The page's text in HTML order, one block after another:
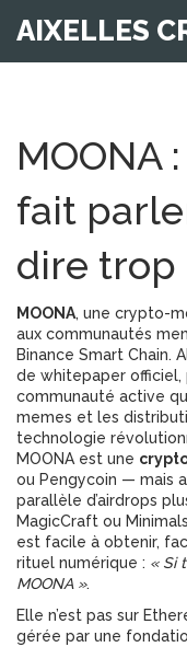
AIXELLES
MOONA
fait
dire trop
MOONA, une crypto-
aux communautés
Binance Smart Chain.
de whitepaper officiel,
communauté active
memes et les
technologie
MOONA est une
ou Pengycoin — mais
parallèle d’airdrops
MagicCraft ou
est facile à obtenir,
rituel numérique : « Si
MOONA ».
Elle n’est pas sur
gérée par une